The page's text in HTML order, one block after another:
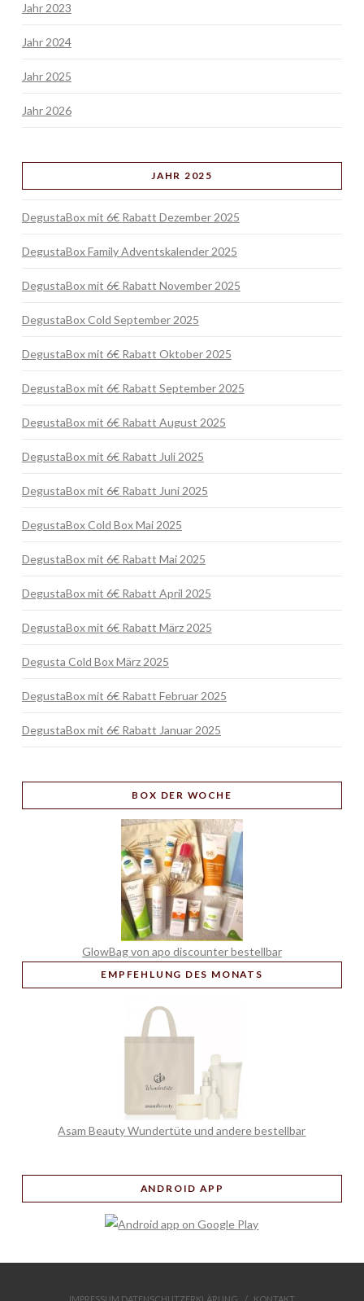
Jahr 2023
Jahr 2024
Jahr 2025
Jahr 2026
JAHR 2025
DegustaBox mit 6€ Rabatt Dezember 2025
DegustaBox Family Adventskalender 2025
DegustaBox mit 6€ Rabatt November 2025
DegustaBox Cold September 2025
DegustaBox mit 6€ Rabatt Oktober 2025
DegustaBox mit 6€ Rabatt September 2025
DegustaBox mit 6€ Rabatt August 2025
DegustaBox mit 6€ Rabatt Juli 2025
DegustaBox mit 6€ Rabatt Juni 2025
DegustaBox Cold Box Mai 2025
DegustaBox mit 6€ Rabatt Mai 2025
DegustaBox mit 6€ Rabatt April 2025
DegustaBox mit 6€ Rabatt März 2025
Degusta Cold Box März 2025
DegustaBox mit 6€ Rabatt Februar 2025
DegustaBox mit 6€ Rabatt Januar 2025
BOX DER WOCHE
GlowBag von apo discounter bestellbar
EMPFEHLUNG DES MONATS
Asam Beauty Wundertüte und andere bestellbar
ANDROID APP
IMPRESSUM DATENSCHUTZERKLÄRUNG KONTAKT